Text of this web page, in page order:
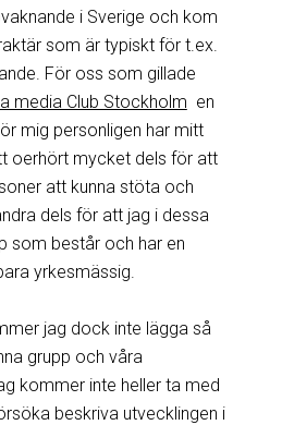
i Sverige och kom
som är typiskt för t.ex.
För oss som gillade
media Club Stockholm en
mig personligen har mitt
oerhört mycket dels för att
att kunna stöta och
dels för att jag i dessa
som består och har en
yrkesmässig.
jag dock inte lägga så
grupp och våra
kommer inte heller ta med
beskriva utvecklingen i